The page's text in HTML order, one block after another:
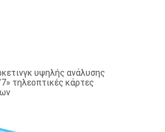
υψηλής ανάλυσης
τηλεοπτικές κάρτες